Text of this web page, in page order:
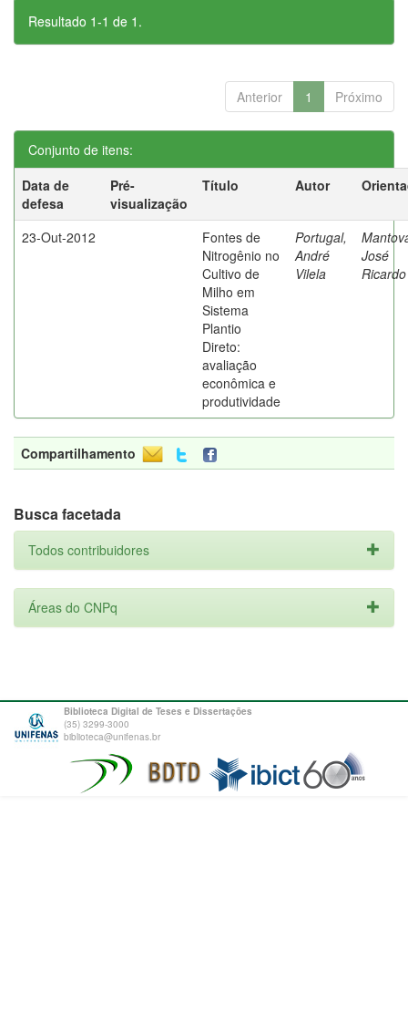
Resultado 1-1 de 1.
Anterior 1 Próximo
Conjunto de itens:
Data de
defesa
Pré-
visualização
Título Autor
23-Out-2012
Fontes de
Nitrogênio no
Cultivo de
Milho em
Sistema
Plantio
Direto:
avaliação
econômica e
produtividade
Portugal,
André
Vilela
José
Ricardo
Compartilhamento
Busca facetada
Todos contribuidores
Áreas do CNPq
Biblioteca Digital de Teses e Dissertações
(35) 3299-3000
biblioteca@unifenas.br